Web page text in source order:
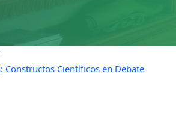
Constructos Científicos en Debate